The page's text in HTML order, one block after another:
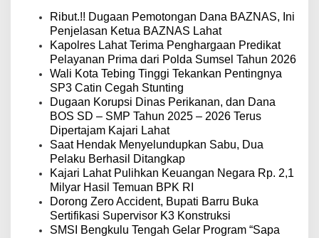
Ribut.!! Dugaan Pemotongan Dana BAZNAS, Ini
Penjelasan Ketua BAZNAS Lahat
Kapolres Lahat Terima Penghargaan Predikat
Pelayanan Prima dari Polda Sumsel Tahun 2026
Wali Kota Tebing Tinggi Tekankan Pentingnya
SP3 Catin Cegah Stunting
Dugaan Korupsi Dinas Perikanan, dan Dana
BOS SD – SMP Tahun 2025 – 2026 Terus
Dipertajam Kajari Lahat
Saat Hendak Menyelundupkan Sabu, Dua
Pelaku Berhasil Ditangkap
Kajari Lahat Pulihkan Keuangan Negara Rp. 2,1
Milyar Hasil Temuan BPK RI
Dorong Zero Accident, Bupati Barru Buka
Sertifikasi Supervisor K3 Konstruksi
SMSI Bengkulu Tengah Gelar Program “Sapa